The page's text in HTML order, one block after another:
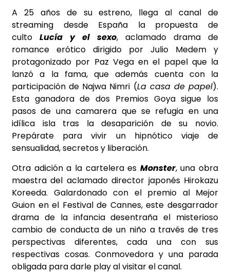
A 25 años de su estreno, llega al canal de
streaming desde España la propuesta de
culto Lucía y el sexo, aclamado drama de
romance erótico dirigido por Julio Medem y
protagonizado por Paz Vega en el papel que la
lanzó a la fama, que además cuenta con la
participación de Najwa Nimri (La casa de papel).
Esta ganadora de dos Premios Goya sigue los
pasos de una camarera que se refugia en una
idílica isla tras la desaparición de su novio.
Prepárate para vivir un hipnótico viaje de
sensualidad, secretos y liberación.
Otra adición a la cartelera es Monster, una obra
maestra del aclamado director japonés Hirokazu
Koreeda. Galardonado con el premio al Mejor
Guion en el Festival de Cannes, este desgarrador
drama de la infancia desentraña el misterioso
cambio de conducta de un niño a través de tres
perspectivas diferentes, cada una con sus
respectivas cosas. Conmovedora y una parada
obligada para darle play al visitar el canal.